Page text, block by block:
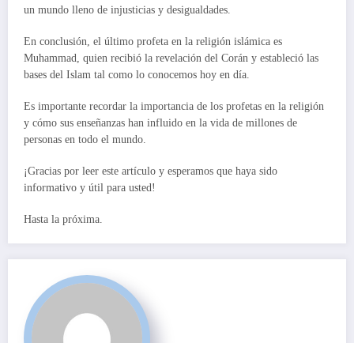
un mundo lleno de injusticias y desigualdades.
En conclusión, el último profeta en la religión islámica es
Muhammad, quien recibió la revelación del Corán y estableció las
bases del Islam tal como lo conocemos hoy en día.
Es importante recordar la importancia de los profetas en la religión
y cómo sus enseñanzas han influido en la vida de millones de
personas en todo el mundo.
¡Gracias por leer este artículo y esperamos que haya sido
informativo y útil para usted!
Hasta la próxima.